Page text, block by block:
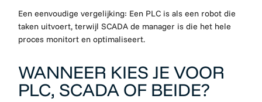
Een eenvoudige vergelijking: Een PLC is als een robot die
taken uitvoert, terwijl SCADA de manager is die het hele
proces monitort en optimaliseert.
WANNEER KIES JE VOOR
PLC, SCADA OF BEIDE?